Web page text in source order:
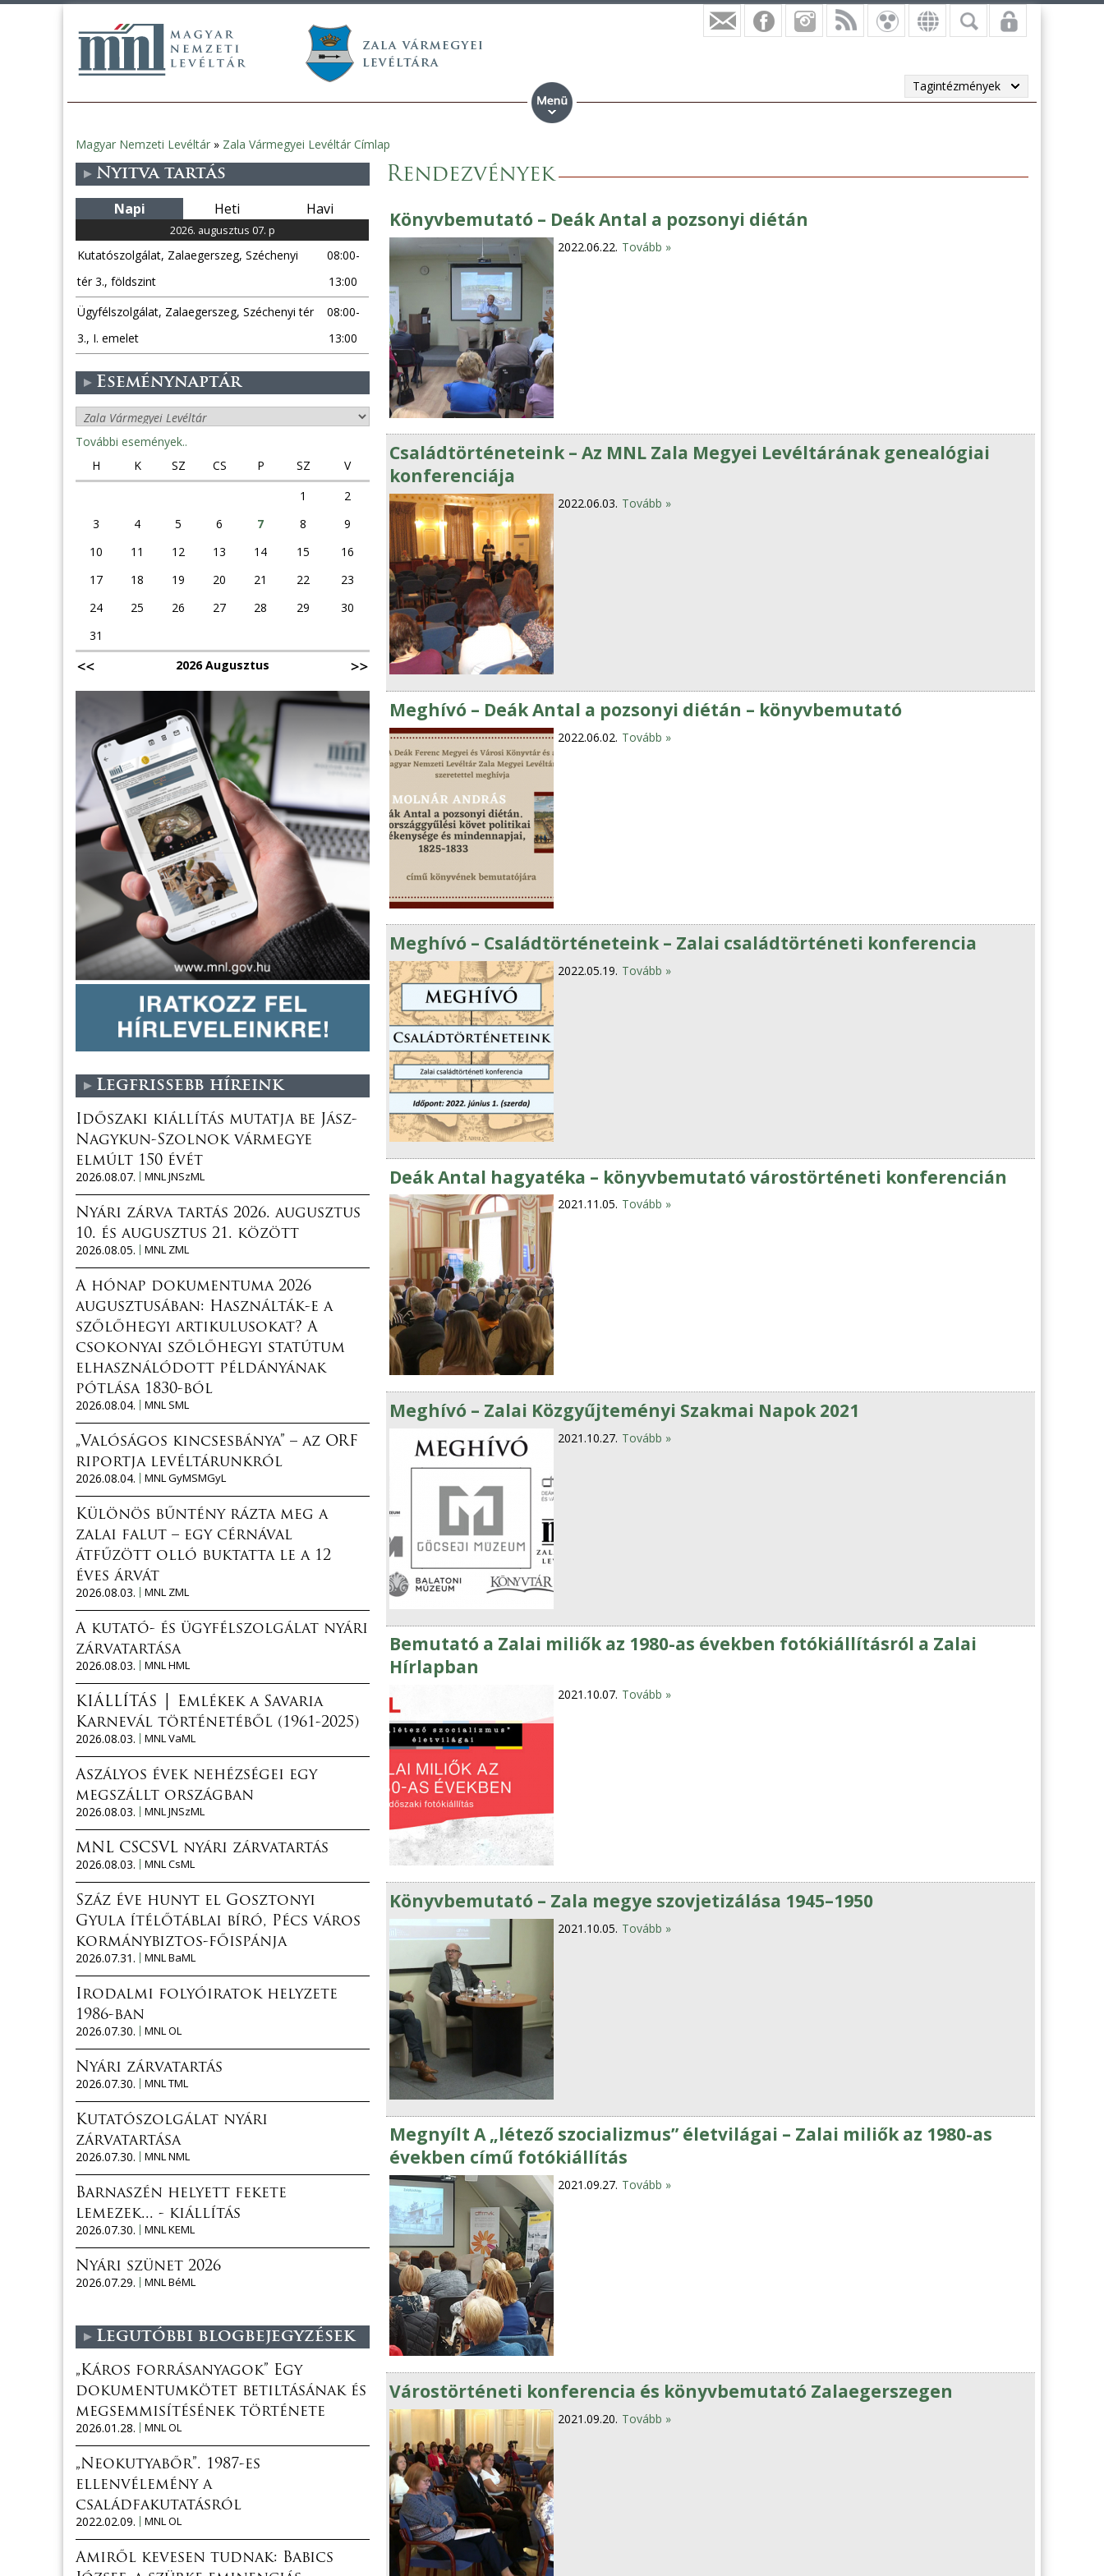
Tagintézmények
Jelenlegi
hely
Magyar Nemzeti Levéltár » Zala Vármegyei Levéltár Címlap
Rendezvények
Könyvbemutató – Deák Antal a pozsonyi diétán
2022.06.22. Tovább »
Családtörténeteink – Az MNL Zala Megyei Levéltárának genealógiai
konferenciája
2022.06.03. Tovább »
Meghívó – Deák Antal a pozsonyi diétán – könyvbemutató
2022.06.02. Tovább »
Meghívó – Családtörténeteink – Zalai családtörténeti konferencia
2022.05.19. Tovább »
Deák Antal hagyatéka – könyvbemutató várostörténeti konferencián
2021.11.05. Tovább »
Meghívó – Zalai Közgyűjteményi Szakmai Napok 2021
2021.10.27. Tovább »
Bemutató a Zalai miliők az 1980-as években fotókiállításról a Zalai
Hírlapban
2021.10.07. Tovább »
Könyvbemutató – Zala megye szovjetizálása 1945–1950
2021.10.05. Tovább »
Megnyílt A „létező szocializmus” életvilágai – Zalai miliők az 1980-as
években című fotókiállítás
2021.09.27. Tovább »
Várostörténeti konferencia és könyvbemutató Zalaegerszegen
2021.09.20. Tovább »
Nyitva tartás
Napi Heti Havi
2026. augusztus 07. p
Kutatószolgálat, Zalaegerszeg, Széchenyi
tér 3., földszint
08:00-
13:00
Ügyfélszolgálat, Zalaegerszeg, Széchenyi tér
3., I. emelet
08:00-
13:00
Eseménynaptár
További események..
H
K SZ CS P SZ
V
1
2
3
4 5 6 7 8
9
10
11 12 13 14 15
16
17
18 19 20 21 22
23
24
25 26 27 28 29
30
31
2026 Augusztus
Legfrissebb híreink
Időszaki kiállítás mutatja be Jász-
Nagykun-Szolnok vármegye
elmúlt 150 évét
2026.08.07.
MNL JNSzML
Nyári zárva tartás 2026. augusztus
10. és augusztus 21. között
2026.08.05.
MNL ZML
A hónap dokumentuma 2026
augusztusában: Használták-e a
szőlőhegyi artikulusokat? A
csokonyai szőlőhegyi statútum
elhasználódott példányának
pótlása 1830-ból
2026.08.04.
MNL SML
„Valóságos kincsesbánya” – az ORF
riportja levéltárunkról
2026.08.04.
MNL GyMSMGyL
Különös bűntény rázta meg a
zalai falut – egy cérnával
átfűzött olló buktatta le a 12
éves árvát
2026.08.03.
MNL ZML
A kutató- és ügyfélszolgálat nyári
zárvatartása
2026.08.03.
MNL HML
KIÁLLÍTÁS │ Emlékek a Savaria
Karnevál történetéből (1961-2025)
2026.08.03.
MNL VaML
Aszályos évek nehézségei egy
megszállt országban
2026.08.03.
MNL JNSzML
MNL CSCSVL nyári zárvatartás
2026.08.03.
MNL CsML
Száz éve hunyt el Gosztonyi
Gyula ítélőtáblai bíró, Pécs város
kormánybiztos-főispánja
2026.07.31.
MNL BaML
Irodalmi folyóiratok helyzete
1986-ban
2026.07.30.
MNL OL
Nyári zárvatartás
2026.07.30.
MNL TML
Kutatószolgálat nyári
zárvatartása
2026.07.30.
MNL NML
Barnaszén helyett fekete
lemezek... - kiállítás
2026.07.30.
MNL KEML
Nyári szünet 2026
2026.07.29.
MNL BéML
Legutóbbi blogbejegyzések
„Káros forrásanyagok” Egy
dokumentumkötet betiltásának és
megsemmisítésének története
2026.01.28.
MNL OL
„Neokutyabőr”. 1987-es
ellenvélemény a
családfakutatásról
2022.02.09.
MNL OL
Amiről kevesen tudnak: Babics